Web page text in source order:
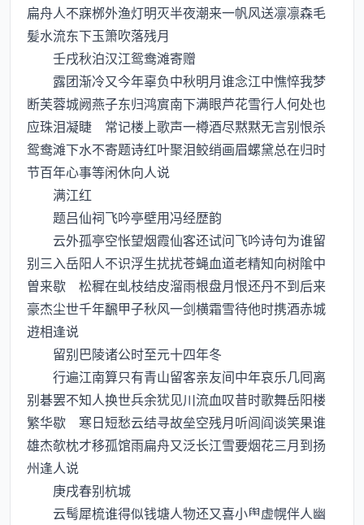
扁舟人不寐桞外渔灯明灭半夜潮来一帆风送凛凛森毛
髪水流东下玉箫吹落残月
壬戌秋泊汉江鸳鸯滩寄赠
露团渐冷又今年辜负中秋明月谁念江中憔悴我梦
断芙蓉城阙燕子东归鸿賔南下满眼芦花雪行人何处也
应珠泪凝睫 常记楼上歌声一樽酒尽黙黙无言别恨杀
鸳鸯滩下水不寄题诗红叶聚泪鲛绡画眉螺黛总在归时
节百年心事等闲休向人说
满江红
题吕仙祠飞吟亭壁用冯经歴韵
云外孤亭空怅望烟霞仙客还试问飞吟诗句为谁留
别三入岳阳人不识浮生扰扰苍蝇血道老精知向树隂中
曽来歇 松穉在虬枝结皮溜雨根盘月恨还丹不到后来
豪杰尘世千年飜甲子秋风一剑横霜雪待他时携酒赤城
逰相逢说
留别巴陵诸公时至元十四年冬
行遍江南算只有青山留客亲友间中年哀乐几囘离
别碁罢不知人换世兵余犹见川流血叹昔时歌舞岳阳楼
繁华歇 寒日短愁云结寻故垒空残月听闾阎谈笑果谁
雄杰欹枕才移孤馆雨扁舟又泛长江雪要烟花三月到扬
州逢人说
庚戌春别杭城
云髩犀梳谁得似钱塘人物还又喜小虚幌伴人幽